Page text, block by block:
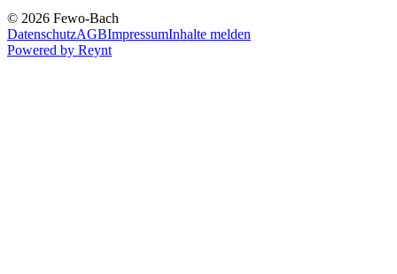
© 2026 Fewo-Bach
DatenschutzAGBImpressumInhalte melden
Powered by Reynt